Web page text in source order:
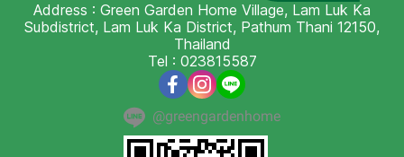
Address : Green Garden Home Village, Lam Luk Ka
Subdistrict, Lam Luk Ka District, Pathum Thani 12150,
Thailand
Tel : 023815587
@greengardenhome